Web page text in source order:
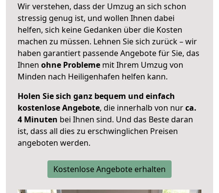
Wir verstehen, dass der Umzug an sich schon
stressig genug ist, und wollen Ihnen dabei
helfen, sich keine Gedanken über die Kosten
machen zu müssen. Lehnen Sie sich zurück – wir
haben garantiert passende Angebote für Sie, das
Ihnen ohne Probleme mit Ihrem Umzug von
Minden nach Heiligenhafen helfen kann.
Holen Sie sich ganz bequem und einfach
kostenlose Angebote, die innerhalb von nurca.
4 Minuten bei Ihnen sind. Und das Beste daran
ist, dass all dies zu erschwinglichen Preisen
angeboten werden.
Kostenlose Angebote erhalten